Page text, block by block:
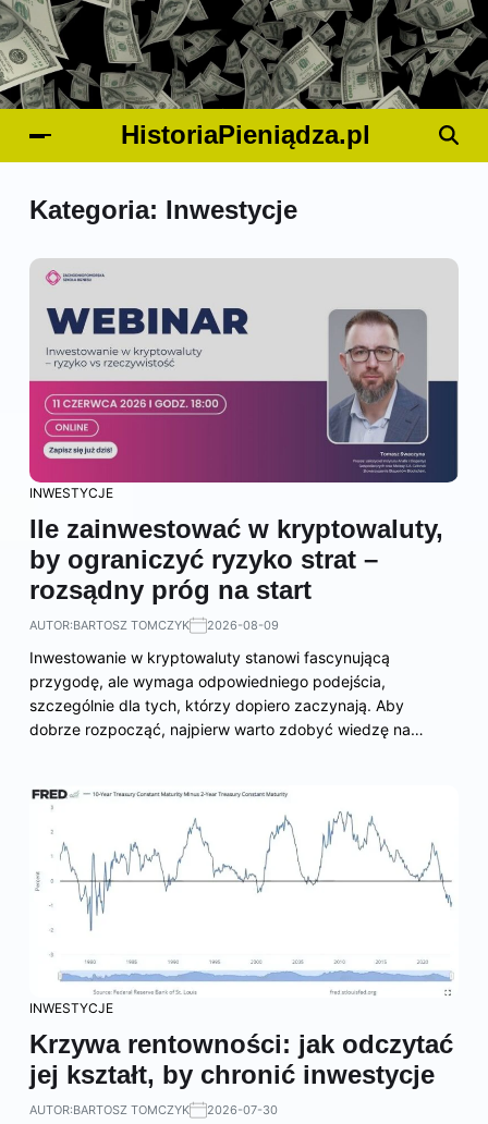
HistoriaPieniądza.pl
Kategoria: Inwestycje
INWESTYCJE
Ile zainwestować w kryptowaluty,
by ograniczyć ryzyko strat –
rozsądny próg na start
AUTOR:BARTOSZ TOMCZYK 2026-08-09
Inwestowanie w kryptowaluty stanowi fascynującą
przygodę, ale wymaga odpowiedniego podejścia,
szczególnie dla tych, którzy dopiero zaczynają. Aby
dobrze rozpocząć, najpierw warto zdobyć wiedzę na…
INWESTYCJE
Krzywa rentowności: jak odczytać
jej kształt, by chronić inwestycje
AUTOR:BARTOSZ TOMCZYK 2026-07-30